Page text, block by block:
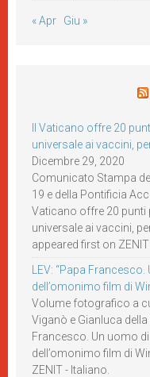
« Apr Giu »
Il Vaticano offre 20
universale ai vaccini,
Dicembre 29, 2020
Comunicato Stampa
19 e della Pontificia
Vaticano offre 20 punti
universale ai vaccini,
appeared first on ZENIT
LEV: “Papa
dell’omonimo film di
Volume fotografico a
Viganò e Gianluca
Francesco. Un uomo
dell’omonimo film di
ZENIT - Italiano.